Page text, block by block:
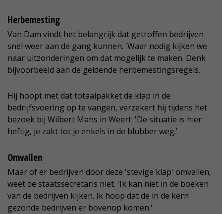
Herbemesting
Van Dam vindt het belangrijk dat getroffen bedrijven
snel weer aan de gang kunnen. 'Waar nodig kijken we
naar uitzonderingen om dat mogelijk te maken. Denk
bijvoorbeeld aan de geldende herbemestingsregels.'
Hij hoopt met dat totaalpakket de klap in de
bedrijfsvoering op te vangen, verzekert hij tijdens het
bezoek bij Wilbert Mans in Weert. 'De situatie is hier
heftig, je zakt tot je enkels in de blubber weg.'
Omvallen
Maar of er bedrijven door deze 'stevige klap' omvallen,
weet de staatssecretaris niet. 'Ik kan niet in de boeken
van de bedrijven kijken. Ik hoop dat de in de kern
gezonde bedrijven er bovenop komen.'